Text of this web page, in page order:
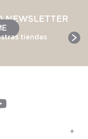
NEWSLETTER
tiendas
+